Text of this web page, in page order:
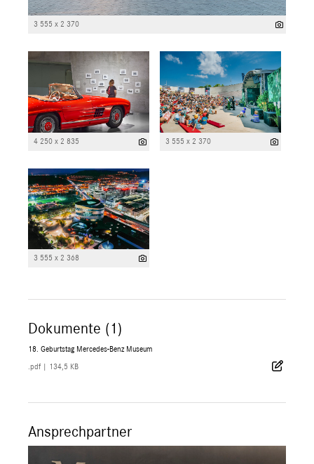
3 555 x 2 370
4 250 x 2 835 3 555 x 2 370
3 555 x 2 368
Dokumente (1)
18. Geburtstag Mercedes-Benz Museum
.pdf 134,5 KB
Ansprechpartner